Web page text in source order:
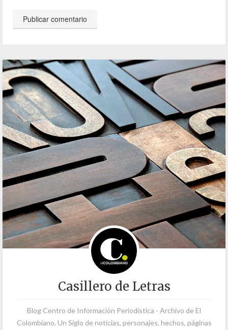
Casillero de Letras
Blog Centro de Información Periodística - Archivo de El
Colombiano. Un Siglo de noticias, personajes, hechos, páginas